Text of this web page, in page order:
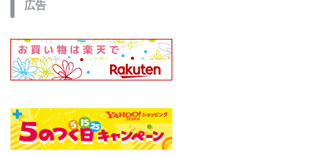
広告